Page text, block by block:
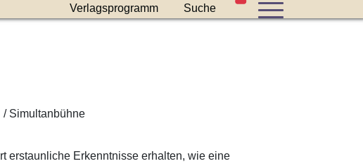
Verlagsprogramm Suche Stücke im Warenkorb
/ Simultanbühne
erstaunliche Erkenntnisse erhalten, wie eine